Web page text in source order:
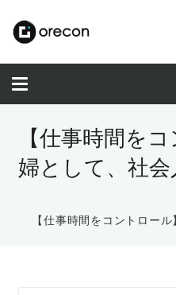
【仕事時間を
婦として、社
【仕事時間をコントロー